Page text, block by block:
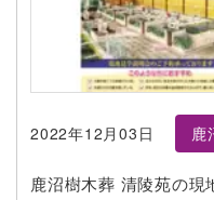
2022年12月03日 鹿
鹿沼樹木葬 清陵苑の